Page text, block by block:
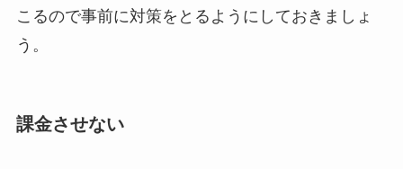
こるので事前に対策をとるようにしておきましょ
う。
課金させない